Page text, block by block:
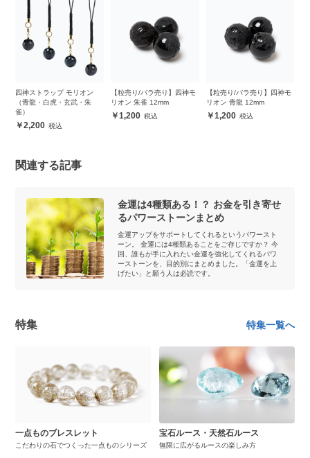
四神ストラップ モリオン
（青龍・白虎・玄武・朱
雀）
2,200
【粒売り/バラ売り】四神モ
リオン 朱雀 12mm
1,200
【粒売り/バラ売り】四神モ
リオン 青龍 12mm
1,200
関連する記事
金運は4種類ある！？ お金を引き寄せ
るパワーストーンまとめ
金運アップをサポートしてくれるというパワースト
ーン。 金運には4種類あることをご存じですか？ 今
回、誰もが手に入れたい金運を強化してくれるパワ
ーストーンを、目的別にまとめました。「金運を上
げたい」と願う人は必読です。
特集 特集一覧へ
一点ものブレスレット
こだわりの石でつくった一点ものシリーズ
宝石ルース・天然石ルース
無限に広がるルースの楽しみ方